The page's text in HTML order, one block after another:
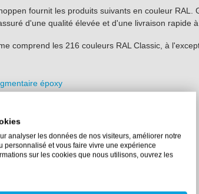
fournit les produits suivants en couleur RAL.
d'une qualité élevée et d'une livraison rapide
comprend les 216 couleurs RAL Classic, à
époxy
topcoat
polyester
polyester
analyser les données de nos visiteurs, améliorer notre
personnalisé et vous faire vivre une expérience
sur les cookies que nous utilisons, ouvrez les